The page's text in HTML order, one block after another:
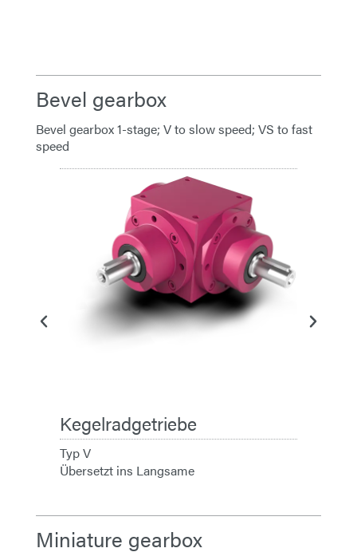
Bevel gearbox
Bevel gearbox 1-stage; V to slow speed; VS to fast
speed
Kegelradgetriebe
Typ V
Übersetzt ins Langsame
Miniature gearbox